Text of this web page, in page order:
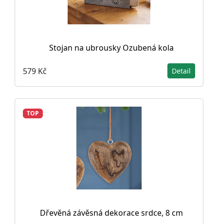
Stojan na ubrousky Ozubená kola
579 Kč Detail
TOP
Dřevěná závěsná dekorace srdce, 8 cm